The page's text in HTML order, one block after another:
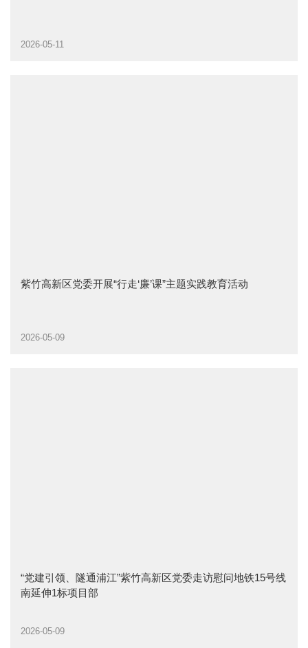
2026-05-11
紫竹高新区党委开展“行走‘廉’课”主题实践教育活动
2026-05-09
“党建引领、隧通浦江”紫竹高新区党委走访慰问地铁15号线
南延伸1标项目部
2026-05-09